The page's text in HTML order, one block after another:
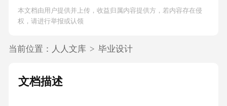
本文档由用户提供并上传，收益归属内容提供方，若内容存在侵
权，请进行举报或认领
当前位置： 人人文库 > 毕业设计
文档描述